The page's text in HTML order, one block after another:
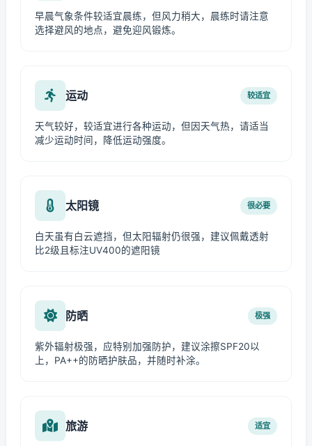
早晨气象条件较适宜晨练，但风力稍大，晨练时请注意
选择避风的地点，避免迎风锻炼。
运动 较适宜
天气较好，较适宜进行各种运动，但因天气热，请适当
减少运动时间，降低运动强度。
太阳镜 很必要
白天虽有白云遮挡，但太阳辐射仍很强，建议佩戴透射
比2级且标注UV400的遮阳镜
防晒 极强
紫外辐射极强，应特别加强防护，建议涂擦SPF20以
上，PA++的防晒护肤品，并随时补涂。
旅游 适宜